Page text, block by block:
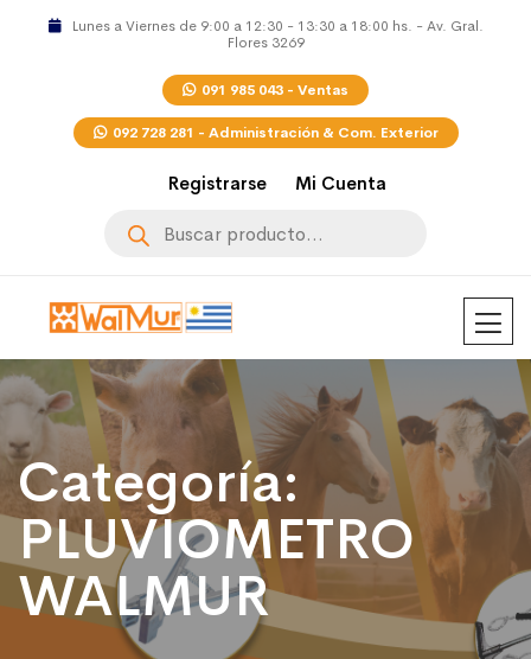
Lunes a Viernes de 9:00 a 12:30 - 13:30 a 18:00 hs. - Av. Gral.
Flores 3269
091 985 043 - Ventas
092 728 281 - Administración & Com. Exterior
Registrarse Mi Cuenta
Categoría:
PLUVIOMETRO
WALMUR